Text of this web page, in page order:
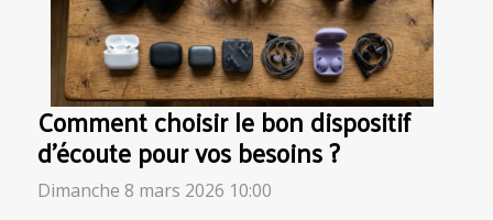
Comment choisir le bon dispositif
d'écoute pour vos besoins ?
Dimanche 8 mars 2026 10:00